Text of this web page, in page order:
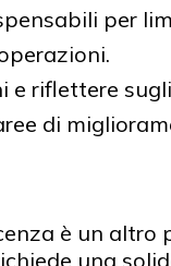
per
e riflettere
di
è un altro
una